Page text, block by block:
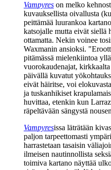
Vampyres on melko
kuvauksellista oivallusta
peittämää luurankoa
katsojalle mutta eivät
ottamatta. Nekin voinee
Waxmanin ansioksi.
pitämässä mielenkiintoa
vuorokaudenajat,
päivällä kuvatut
eivät häiritse, voi
ja tuskanhikiset
huvittaa, etenkin kun
räpeltävään sängystä
Vampyresissa läträtään
paljon tarpeettomasti
harrastetaan tasaisin
ilmeisen nautinnollista
toimiva kartano näyttää